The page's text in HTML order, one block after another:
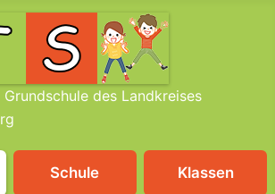
des Landkreises
Schule Klassen